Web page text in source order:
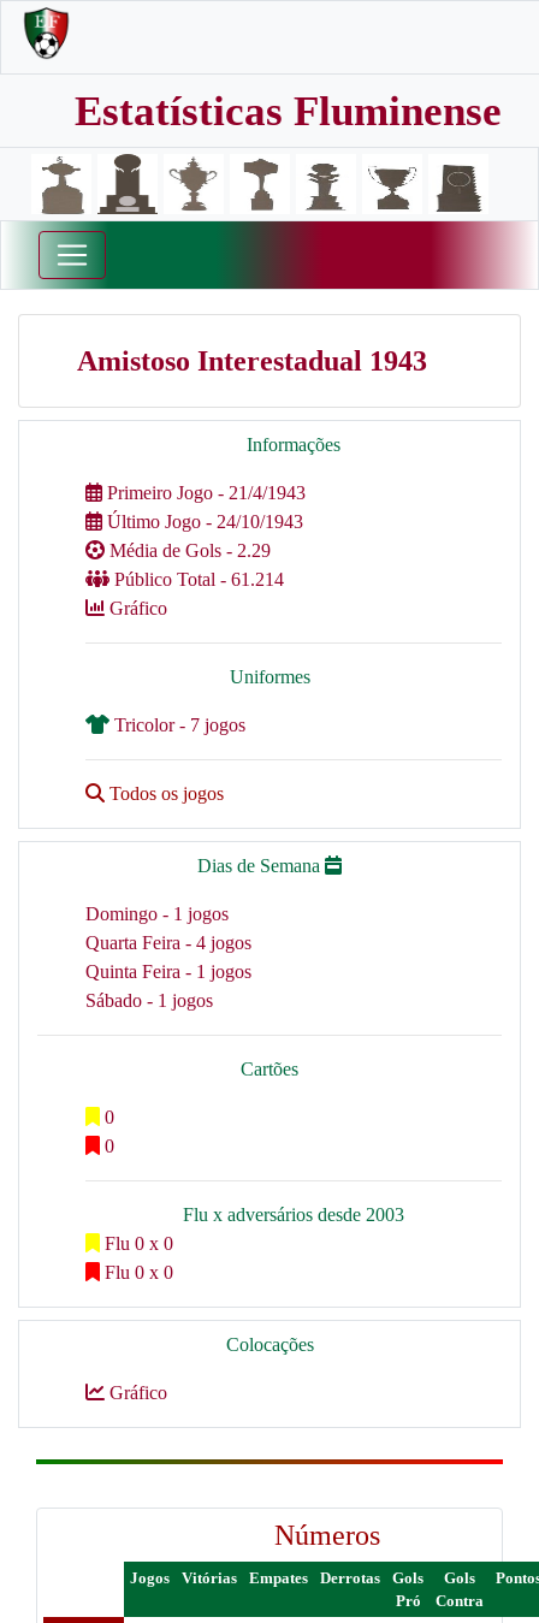
Estatísticas Fluminense
Amistoso Interestadual 1943
Informações
Primeiro Jogo - 21/4/1943
Último Jogo - 24/10/1943
Média de Gols - 2.29
Público Total - 61.214
Gráfico
Uniformes
Tricolor - 7 jogos
Todos os jogos
Dias de Semana
Domingo - 1 jogos
Quarta Feira - 4 jogos
Quinta Feira - 1 jogos
Sábado - 1 jogos
Cartões
0
0
Flu x adversários desde 2003
Flu 0 x 0
Flu 0 x 0
Colocações
Gráfico
Números
Jogos Vitórias Empates Derrotas
Gols
Pró
Gols
Contra